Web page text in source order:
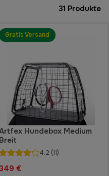
31 Produkte
Hundebox Medium
Breit
4.2 (11)
€
Gratis Versand